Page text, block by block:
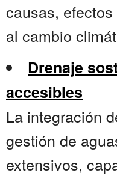
causas,
al cambio
Drenaje
accesibles
La integración
gestión de
extensivos,